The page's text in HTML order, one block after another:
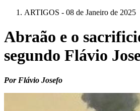
ARTIGOS - 08 de Janeiro de 2025
Abraão e o
segundo Flávio
Por Flávio Josefo